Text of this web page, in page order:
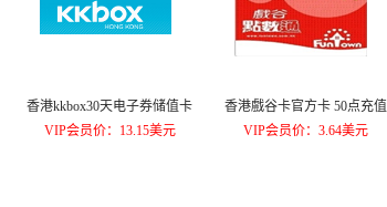
香港kkbox30天电子券储值卡
VIP会员价：13.15美元
香港戲谷卡官方卡 50点充值
VIP会员价：3.64美元